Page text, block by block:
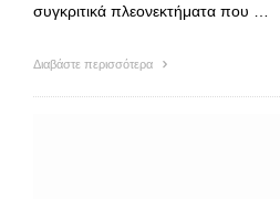
συγκριτικά πλεονεκτήματα που …
Διαβάστε περισσότερα